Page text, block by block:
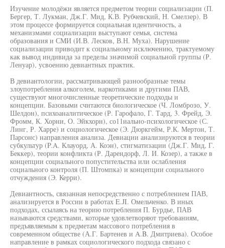
Изучение молодёжи является предметом теории социализации (П.
Бергер, Т. Лукман, Дж.Г. Мид, К.В. Рубчевский, Н. Смелзер). В
этом процессе формируется социальная идентичность, а
механизмами социализации выступают семья, система
образования и СМИ (И.В. Лесков, В.Н. Муха). Нарушение
социализации приводит к социальному исключению, трактуемому
как вывод индивида за пределы значимой социальной группы (Р.
Ленуар), усвоению девиантных практик.
В девиантологии, рассматривающей разнообразные темы
злоупотребления алкоголем, наркотиками и другими ПАВ,
существуют многочисленные теоретические подходы и
концепции. Базовыми считаются биологическое (Ч. Ломброзо, У.
Шелдон), психоаналитическое (Р. Гарофало, Г. Тард, 3. Фрейд, Э.
Фромм, К. Хорни, О. Эйкхорн), со11иально-психологическое (С.
Линг, Р. Харре) и социологическое (Э. Дюркгейм, Р.К. Мертон, Т.
Парсонс) направления анализа. Девиации анализируются в теории
субкультур (P.A. Клауорд, А. Коэн), стигматизации (Дж.Г. Мид, Г.
Беккер), теории конфликта (Р. Дарендорф, Л. И. Козер), а также в
концепции социального попустительства или ослабления
социального контроля (П. Штомпка) и концепции социального
отчуждения (Э. Керри).
Девиантность, связанная непосредственно с потреблением ПАВ,
анализируется в России в работах E.JI. Омельченко. В иных
подходах, ссылаясь на теорию потребления П. Бурдье, ПАВ
называются средствами, которые удовлетворяют требованиям,
предъявляемым к предметам массового потребления в
современном обществе (А.Г. Бартенев и A.B. Дмитриева). Особое
направление в рамках социологического подхода связано с